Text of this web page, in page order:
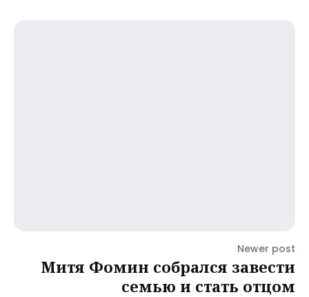
Newer post
Митя Фомин собрался завести
семью и стать отцом